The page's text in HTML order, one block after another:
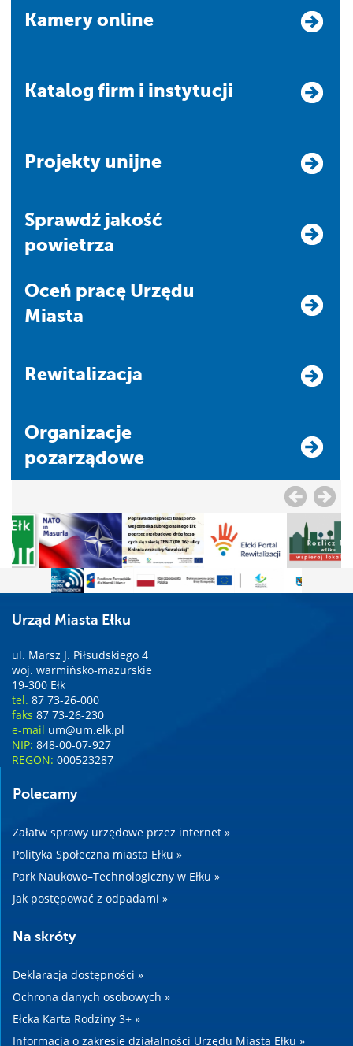
Kamery online
Katalog firm i instytucji
Projekty unijne
Sprawdź jakość
powietrza
Oceń pracę Urzędu
Miasta
Rewitalizacja
Organizacje
pozarządowe
Urząd Miasta Ełku
ul. Marsz J. Piłsudskiego 4
woj. warmińsko-mazurskie
19-300 Ełk
tel. 87 73-26-000
faks 87 73-26-230
e-mail um@um.elk.pl
NIP: 848-00-07-927
REGON: 000523287
Polecamy
Załatw sprawy urzędowe przez internet »
Polityka Społeczna miasta Ełku »
Park Naukowo–Technologiczny w Ełku »
Jak postępować z odpadami »
Na skróty
Deklaracja dostępności »
Ochrona danych osobowych »
Ełcka Karta Rodziny 3+ »
Informacja o zakresie działalności Urzędu Miasta Ełku »